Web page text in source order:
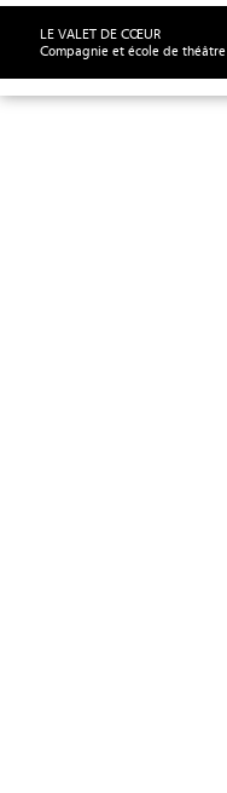
LE VALET DE CŒUR
Compagnie et école de théâtre